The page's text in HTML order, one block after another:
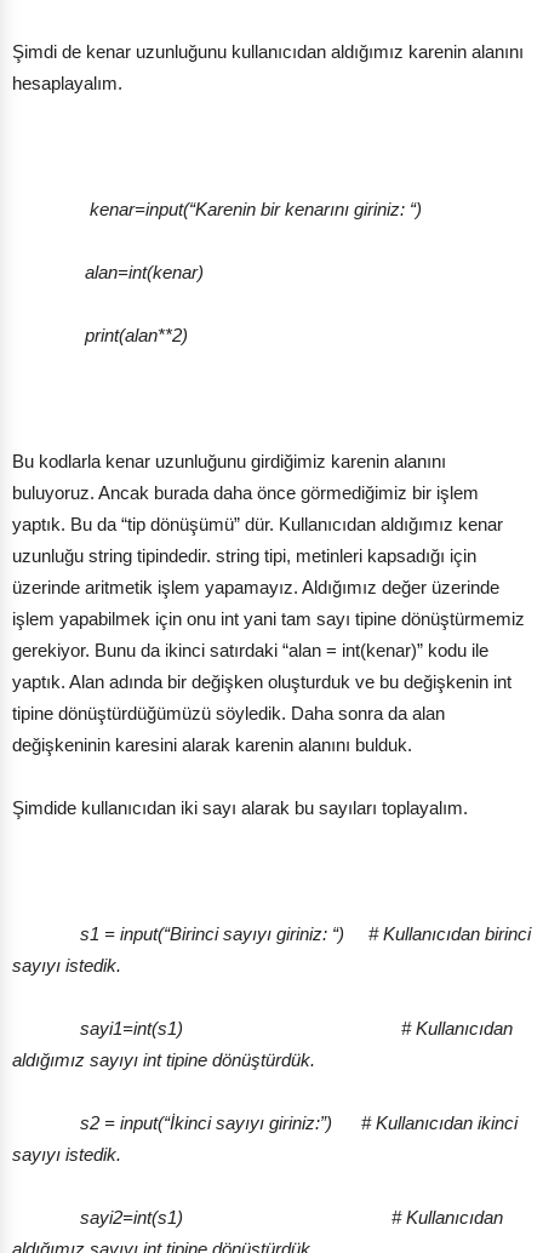
Şimdi de kenar uzunluğunu kullanıcıdan aldığımız karenin alanını
hesaplayalım.
kenar=input(“Karenin bir kenarını giriniz: “)
alan=int(kenar)
print(alan**2)
Bu kodlarla kenar uzunluğunu girdiğimiz karenin alanını
buluyoruz. Ancak burada daha önce görmediğimiz bir işlem
yaptık. Bu da “tip dönüşümü” dür. Kullanıcıdan aldığımız kenar
uzunluğu string tipindedir. string tipi, metinleri kapsadığı için
üzerinde aritmetik işlem yapamayız. Aldığımız değer üzerinde
işlem yapabilmek için onu int yani tam sayı tipine dönüştürmemiz
gerekiyor. Bunu da ikinci satırdaki “alan = int(kenar)” kodu ile
yaptık. Alan adında bir değişken oluşturduk ve bu değişkenin int
tipine dönüştürdüğümüzü söyledik. Daha sonra da alan
değişkeninin karesini alarak karenin alanını bulduk.
Şimdide kullanıcıdan iki sayı alarak bu sayıları toplayalım.
s1 = input(“Birinci sayıyı giriniz: “) # Kullanıcıdan birinci
sayıyı istedik.
sayi1=int(s1) # Kullanıcıdan
aldığımız sayıyı int tipine dönüştürdük.
s2 = input(“İkinci sayıyı giriniz:”) # Kullanıcıdan ikinci
sayıyı istedik.
sayi2=int(s1) # Kullanıcıdan
aldığımız sayıyı int tipine dönüştürdük.